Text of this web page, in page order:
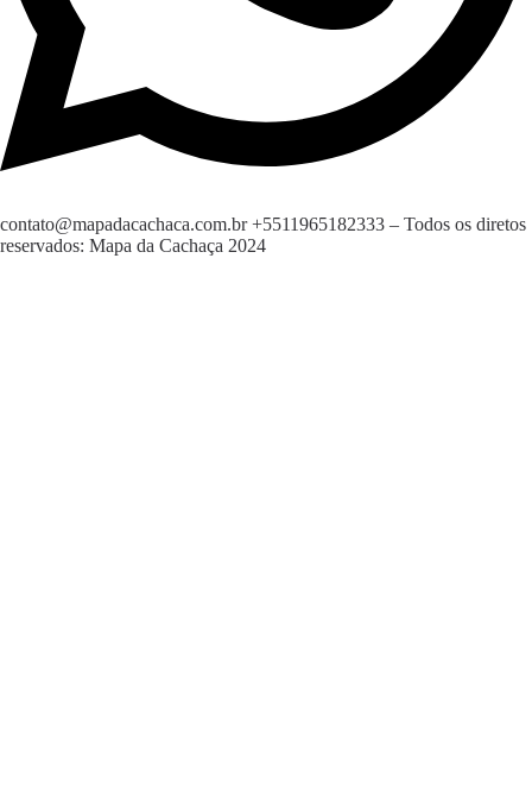
contato@mapadacachaca.com.br +5511965182333 – Todos os diretos
reservados: Mapa da Cachaça 2024